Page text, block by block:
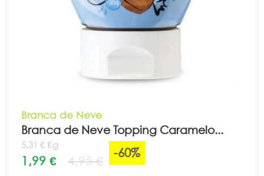
Branca de Neve
Branca de Neve Topping Caramelo...
5,31 € Kg
1,99 € 4,95 €
-60%